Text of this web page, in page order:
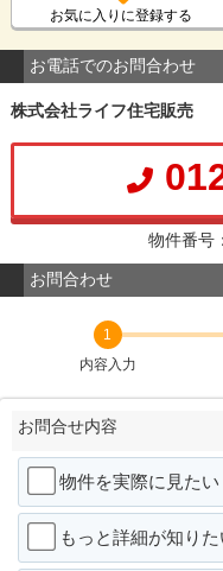
お気に入りに登録する
お電話でのお問合わせ
株式会社ライフ住宅販売
物件番号
お問合わせ
1
内容入力
お問合せ内容
物件を実際に見たい
もっと詳細が知りた